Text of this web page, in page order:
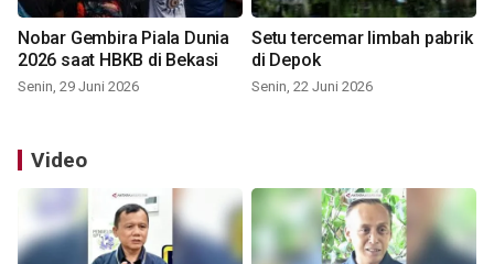
Nobar Gembira Piala Dunia
2026 saat HBKB di Bekasi
Senin, 29 Juni 2026
Setu tercemar limbah pabrik
di Depok
Senin, 22 Juni 2026
Video